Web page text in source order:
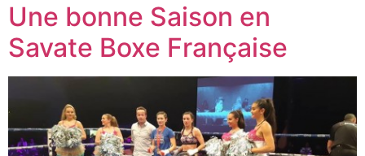
Une bonne Saison en
Savate Boxe Française